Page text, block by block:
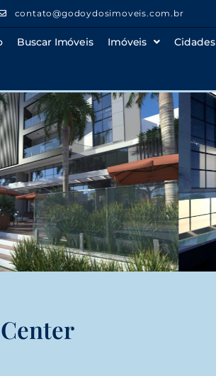
contato@godoydosimoveis.com.br
Buscar Imóveis Imóveis Cidades